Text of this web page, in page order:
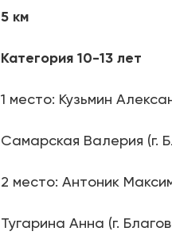
5 км
Категория 10-13 лет
1 место: Кузьмин
Самарская Валерия (г.
2 место: Антоник
Тугарина Анна (г.